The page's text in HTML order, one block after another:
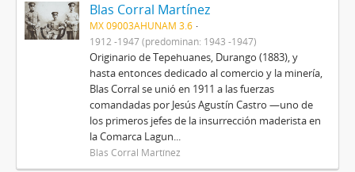
Blas Corral Martínez
MX 09003AHUNAM 3.6
1912 -1947 (predominan: 1943 -1947)
Originario de Tepehuanes, Durango (1883), y
hasta entonces dedicado al comercio y la minería,
Blas Corral se unió en 1911 a las fuerzas
comandadas por Jesús Agustín Castro —uno de
los primeros jefes de la insurrección maderista en
la Comarca Lagun...
Blas Corral Martínez